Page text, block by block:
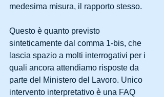
medesima misura, il rapporto stesso.
Questo è quanto previsto
sinteticamente dal comma 1-bis, che
lascia spazio a molti interrogativi per i
quali ancora attendiamo risposte da
parte del Ministero del Lavoro. Unico
intervento interpretativo è una FAQ